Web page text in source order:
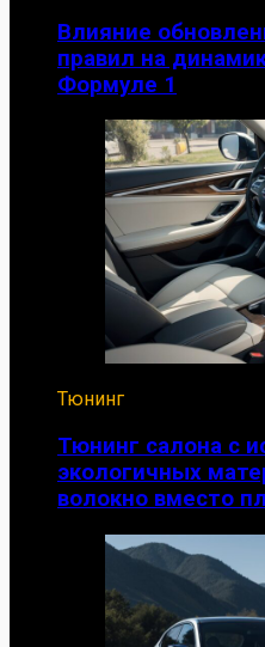
Влияние
правил на
Формуле 1
Тюнинг
Тюнинг салона с
экологичных
волокно вместо